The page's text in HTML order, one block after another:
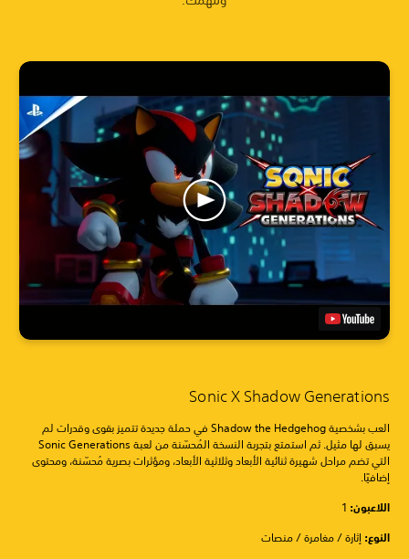
Sonic X Shadow Generations
العب بشخصية Shadow the Hedgehog في حملة جديدة تتميز بقوى وقدرات لم
يسبق لها مثيل. ثم استمتع بتجربة النسخة المُحسّنة من لعبة Sonic Generations
التي تضم مراحل شهيرة ثنائية الأبعاد وثلاثية الأبعاد، ومؤثرات بصرية مُحسّنة، ومحتوى
إضافيًا.
اللاعبون:1
النوع:إثارة / مغامرة / منصات